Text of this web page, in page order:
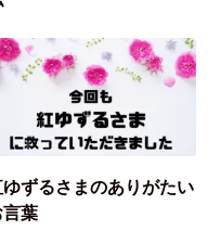
ゆずるさまのありがたい
言葉